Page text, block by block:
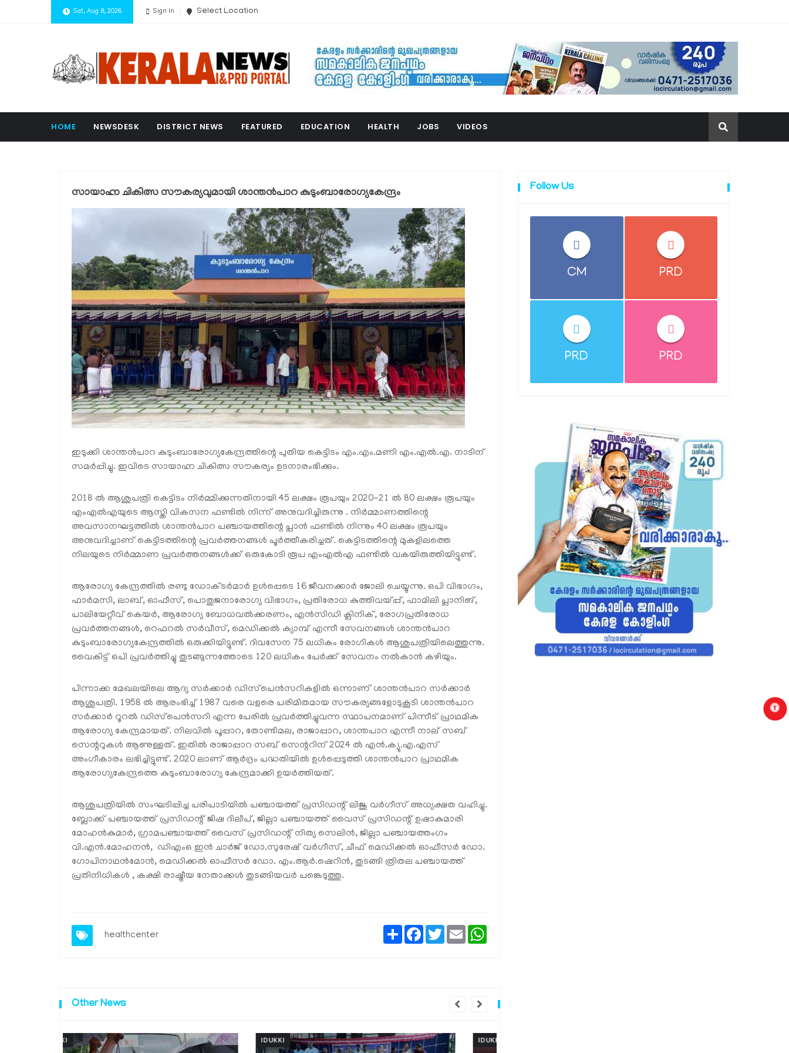
Sat, Aug 8, 2026 Sign In Select Location
HOME NEWSDESK DISTRICT NEWS FEATURED EDUCATION HEALTH JOBS VIDEOS
സായാഹ്ന ചികിത്സ സൗകര്യവുമായി ശാന്തന്‍പാറ കുടുംബാരോഗ്യകേന്ദ്രം
ഇടുക്കി ശാന്തന്‍പാറ കുടുംബാരോഗ്യകേന്ദ്രത്തിന്റെ പുതിയ കെട്ടിടം എം.എം.മണി എം.എല്‍.എ. നാടിന്
സമര്‍പ്പിച്ചു. ഇവിടെ സായാഹ്ന ചികിത്സ സൗകര്യം ഉടനാരംഭിക്കും.
2018 ല്‍ ആശുപത്രി കെട്ടിടം നിര്‍മ്മിക്കുന്നതിനായി 45 ലക്ഷം രൂപയും 2020-21 ല്‍ 80 ലക്ഷം രൂപയും
എംഎല്‍എയുടെ ആസ്തി വികസന ഫണ്ടില്‍ നിന്ന് അനുവദിച്ചിരുന്നു . നിര്‍മ്മാണത്തിന്റെ
അവസാനഘട്ടത്തില്‍ ശാന്തന്‍പാറ പഞ്ചായത്തിന്റെ പ്ലാന്‍ ഫണ്ടില്‍ നിന്നും 40 ലക്ഷം രൂപയും
അനുവദിച്ചാണ് കെട്ടിടത്തിന്റെ പ്രവര്‍ത്തനങ്ങള്‍ പൂര്‍ത്തീകരിച്ചത്. കെട്ടിടത്തിന്റെ മുകളിലത്തെ
നിലയുടെ നിര്‍മ്മാണ പ്രവര്‍ത്തനങ്ങള്‍ക്ക് ഒരുകോടി രൂപ എംഎല്‍എ ഫണ്ടില്‍ വകയിരുത്തിയിട്ടുണ്ട്.
ആരോഗ്യ കേന്ദ്രത്തില്‍ രണ്ടു ഡോക്ടര്‍മാര്‍ ഉള്‍പ്പെടെ 16 ജീവനക്കാര്‍ ജോലി ചെയ്യുന്നു. ഒപി വിഭാഗം,
ഫാര്‍മസി, ലാബ്, ഓഫീസ്, പൊതുജനാരോഗ്യ വിഭാഗം, പ്രതിരോധ കുത്തിവയ്പ്പ്, ഫാമിലി പ്ലാനിങ്,
പാലിയേറ്റീവ് കെയര്‍, ആരോഗ്യ ബോധവല്‍ക്കരണം, എന്‍സിഡി ക്ലിനിക്, രോഗപ്രതിരോധ
പ്രവര്‍ത്തനങ്ങള്‍, റെഫറല്‍ സര്‍വീസ്, മെഡിക്കല്‍ ക്യാമ്പ് എന്നീ സേവനങ്ങള്‍ ശാന്തന്‍പാറ
കുടുംബാരോഗ്യകേന്ദ്രത്തില്‍ ഒരുക്കിയിട്ടുണ്ട്. ദിവസേന 75 ലധികം രോഗികള്‍ ആശുപത്രിയിലെത്തുന്നു.
വൈകിട്ട് ഒപി പ്രവര്‍ത്തിച്ചു തുടങ്ങുന്നത്തോടെ 120 ലധികം പേര്‍ക്ക് സേവനം നല്‍കാന്‍ കഴിയും.
പിന്നാക്ക മേഖലയിലെ ആദ്യ സര്‍ക്കാര്‍ ഡിസ്‌പെന്‍സറികളില്‍ ഒന്നാണ് ശാന്തന്‍പാറ സര്‍ക്കാര്‍
ആശുപത്രി. 1958 ല്‍ ആരംഭിച്ച് 1987 വരെ വളരെ പരിമിതമായ സൗകര്യങ്ങളോടുകൂടി ശാന്തന്‍പാറ
സര്‍ക്കാര്‍ റൂറല്‍ ഡിസ്‌പെന്‍സറി എന്ന പേരില്‍ പ്രവര്‍ത്തിച്ചുവന്ന സ്ഥാപനമാണ് പിന്നീട് പ്രാഥമിക
ആരോഗ്യ കേന്ദ്രമായത്. നിലവില്‍ പൂപ്പാറ, തോണ്ടിമല, രാജാപ്പാറ, ശാന്തപാറ എന്നീ നാല് സബ്
സെന്ററുകള്‍ ആണുള്ളത്. ഇതില്‍ രാജാപ്പാറ സബ് സെന്ററിന് 2024 ല്‍ എന്‍.ക്യു.എ.എസ്
അംഗീകാരം ലഭിച്ചിട്ടുണ്ട്. 2020 ലാണ് ആര്‍ദ്രം പദ്ധതിയില്‍ ഉള്‍പ്പെടുത്തി ശാന്തന്‍പാറ പ്രാഥമിക
ആരോഗ്യകേന്ദ്രത്തെ കുടുംബാരോഗ്യ കേന്ദ്രമാക്കി ഉയര്‍ത്തിയത്.
ആശുപത്രിയില്‍ സംഘടിപ്പിച്ച പരിപാടിയില്‍ പഞ്ചായത്ത് പ്രസിഡന്റ് ലിജു വര്‍ഗീസ് അധ്യക്ഷത വഹിച്ചു.
ബ്ലോക്ക് പഞ്ചായത്ത് പ്രസിഡന്റ് ജിഷ ദിലീപ്, ജില്ലാ പഞ്ചായത്ത് വൈസ് പ്രസിഡന്റ് ഉഷാകുമാരി
മോഹന്‍കുമാര്‍, ഗ്രാമപഞ്ചായത്ത് വൈസ് പ്രസിഡന്റ് നിത്യ സെലിന്‍, ജില്ലാ പഞ്ചായത്തംഗം
വി.എന്‍.മോഹനന്‍, ഡിഎംഒ ഇന്‍ ചാര്‍ജ് ഡോ.സുരേഷ് വര്‍ഗീസ്, ചീഫ് മെഡിക്കല്‍ ഓഫീസര്‍ ഡോ.
ഗോപിനാഥന്‍മോന്‍, മെഡിക്കല്‍ ഓഫീസര്‍ ഡോ. എം.ആര്‍.ഷെറിന്‍, തുടങ്ങി ത്രിതല പഞ്ചായത്ത്
പ്രതിനിധികള്‍ , കക്ഷി രാഷ്ട്രീയ നേതാക്കള്‍ തുടങ്ങിയവര്‍ പങ്കെടുത്തു.
healthcenter
ShareFacebook
TwitterEmail
Other News
IDUKKI IDUKKI
Follow Us
CM PRD
PRD PRD